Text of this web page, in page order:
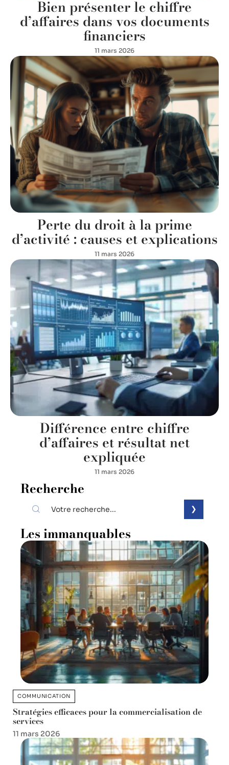
Bien présenter le chiffre
d’affaires dans vos documents
financiers
11 mars 2026
Perte du droit à la prime
d’activité : causes et explications
11 mars 2026
Différence entre chiffre
d’affaires et résultat net
expliquée
11 mars 2026
Recherche
Les immanquables
COMMUNICATION
Stratégies efficaces pour la commercialisation de
services
11 mars 2026